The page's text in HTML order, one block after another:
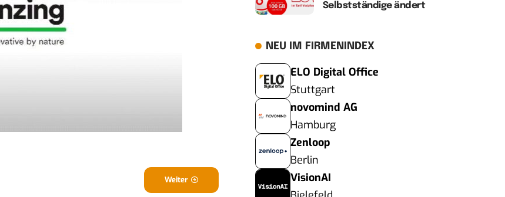
Weiter
Selbstständige ändert
NEU IM FIRMENINDEX
ELO Digital Office
Stuttgart
novomind AG
Hamburg
Zenloop
Berlin
VisionAI